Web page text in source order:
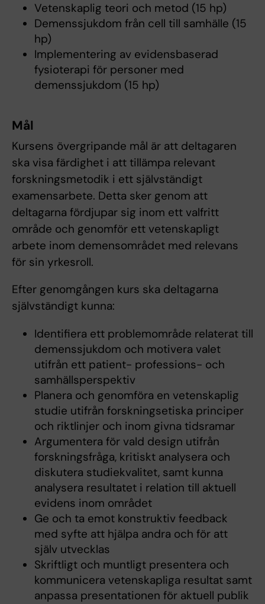
Vetenskaplig teori och metod (15 hp)
Demenssjukdom från cell till samhälle (15
hp)
Implementering av evidensbaserad
fysioterapi för personer med
demenssjukdom (15 hp)
Mål
Kursens övergripande mål är att deltagaren
ska visa färdighet i att tillämpa relevant
forskningsmetodik i ett självständigt
examensarbete. Detta sker genom att
deltagarna fördjupar sig inom ett valfritt
område och genomför ett vetenskapligt
arbete inom demensområdet med relevans
för sin yrkesroll.
Efter genomgången kurs ska deltagarna
självständigt kunna:
Identifiera ett problemområde relaterat till
demenssjukdom och motivera valet
utifrån ett patient- professions- och
samhällsperspektiv
Planera och genomföra en vetenskaplig
studie utifrån forskningsetiska principer
och riktlinjer och inom givna tidsramar
Argumentera för vald design utifrån
forskningsfråga, kritiskt analysera och
diskutera studiekvalitet, samt kunna
analysera resultatet i relation till aktuell
evidens inom området
Ge och ta emot konstruktiv feedback
med syfte att hjälpa andra och för att
själv utvecklas
Skriftligt och muntligt presentera och
kommunicera vetenskapliga resultat samt
anpassa presentationen för aktuell publik